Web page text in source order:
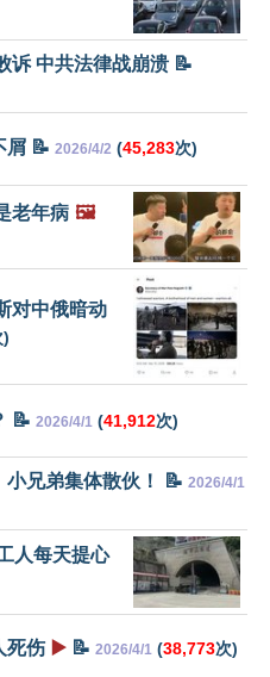
诉 中共法律战崩溃 📝
屑 📝 2026/4/2 (45,283次)
老年病 🖼️
对中俄暗动
)
📝 2026/4/1 (41,912次)
兄弟集体散伙！ 📝 2026/4/1
人每天提心
死伤 ▶️ 📝 2026/4/1 (38,773次)